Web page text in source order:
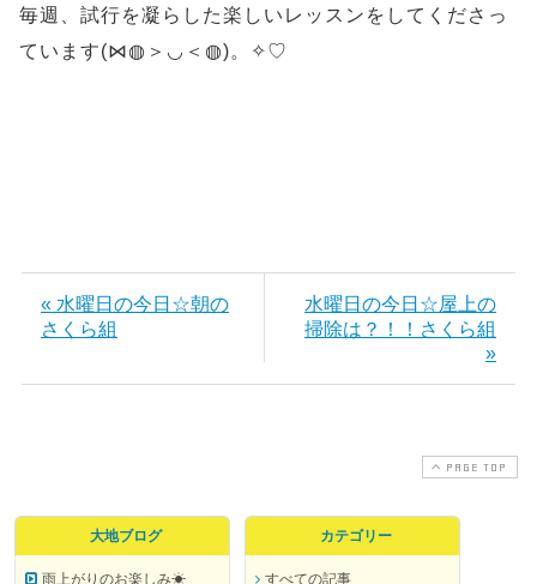
毎週、試行を凝らした楽しいレッスンをしてくださっ
ています(⋈◍＞◡＜◍)。✧♡
« 水曜日の今日☆朝の
さくら組
水曜日の今日☆屋上の
掃除は？！！さくら組
»
PAGE TOP
大地ブログ
雨上がりのお楽しみ☀
カテゴリー
すべての記事